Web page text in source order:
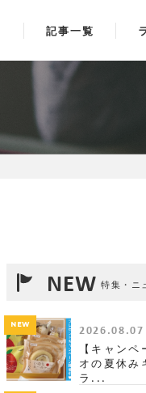
記事一覧
NEW 特集・ニ
NEW 2026.08.07
【キャン
オの夏休み
ラ...